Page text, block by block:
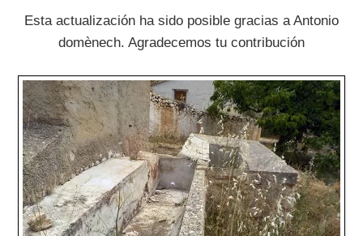
Esta actualización ha sido posible gracias a Antonio
domènech. Agradecemos tu contribución